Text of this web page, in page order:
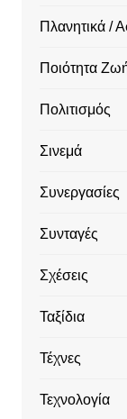
Πλανητικά /
Ποιότητα
Πολιτισμός
Σινεμά
Συνεργασίες
Συνταγές
Σχέσεις
Ταξίδια
Τέχνες
Τεχνολογία